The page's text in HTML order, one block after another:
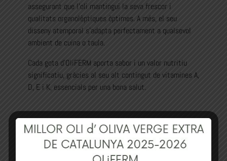
assegurant que l’oli mantingui la seva frescor i
qualitats organolèptiques òptimes. A més, el seu
disseny atemporal s’adapta perfectament a qualsevol
ambient de cuina o taula.
Cada gota d’OliFERM aporta sabor i un valor nutritiu
significatiu, gràcies al seu alt contingut de vitamines A,
D, E i K, essencials per una bona salut.